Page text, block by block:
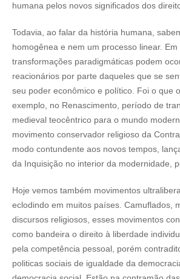
humana pelos novos significados dos
Todavia, ao falar da história humana,
homogênea e nem um processo linear. Em
transformações paradigmáticas podem
reacionários por parte daqueles que se
seu poder econômico e político. Foi o que
exemplo, no Renascimento, período de
medieval teocêntrico para o mundo
movimento conservador religioso da
modo contundente aos novos tempos,
da Inquisição no interior da modernidade,
Hoje vemos também movimentos
eclodindo em muitos países. Camuflados,
discursos religiosos, esses movimentos
como bandeira o direito à liberdade
pela competência pessoal, porém
politicas sociais de igualdade da